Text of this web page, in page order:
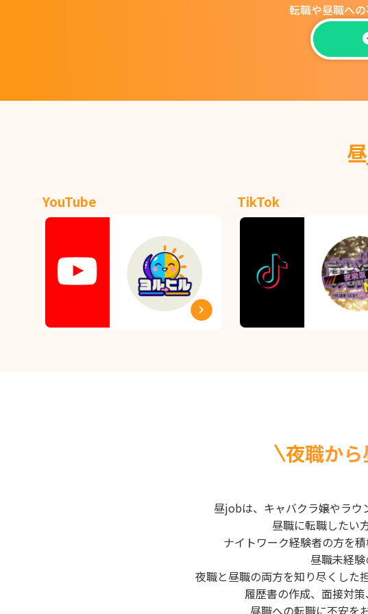
転職や昼職へ
YouTube TikTok
夜職か
昼jobは、キャバクラ嬢やラウ
昼職に転職したい
ナイトワーク経験者の方を
昼職未経験
夜職と昼職の両方を知り尽くした
履歴書の作成、面接対
昼職への転職に不安を